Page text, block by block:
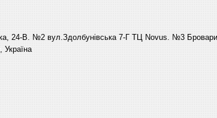
24-В. №2 вул.Здолбунівська 7-Г ТЦ Novus. №3
Україна